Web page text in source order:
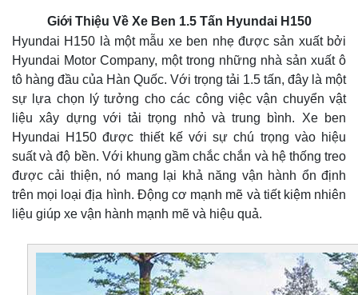
Giới Thiệu Về Xe Ben 1.5 Tấn Hyundai H150
Hyundai H150 là một mẫu xe ben nhẹ được sản xuất bởi
Hyundai Motor Company, một trong những nhà sản xuất ô
tô hàng đầu của Hàn Quốc. Với trọng tải 1.5 tấn, đây là một
sự lựa chọn lý tưởng cho các công việc vận chuyển vật
liệu xây dựng với tải trọng nhỏ và trung bình. Xe ben
Hyundai H150 được thiết kế với sự chú trọng vào hiệu
suất và độ bền. Với khung gầm chắc chắn và hệ thống treo
được cải thiện, nó mang lại khả năng vận hành ổn định
trên mọi loại địa hình. Động cơ mạnh mẽ và tiết kiệm nhiên
liệu giúp xe vận hành mạnh mẽ và hiệu quả.